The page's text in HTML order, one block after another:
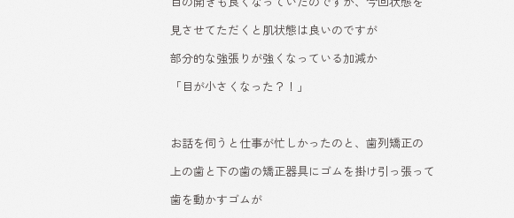
見させてただくと肌状態は良いのですが
部分的な強張りが強くなっている加減か
「目が小さくなった？！」
お話を伺うと仕事が忙しかったのと、歯列矯正の
上の歯と下の歯の矯正器具にゴムを掛け引っ張って
歯を動かすゴムが